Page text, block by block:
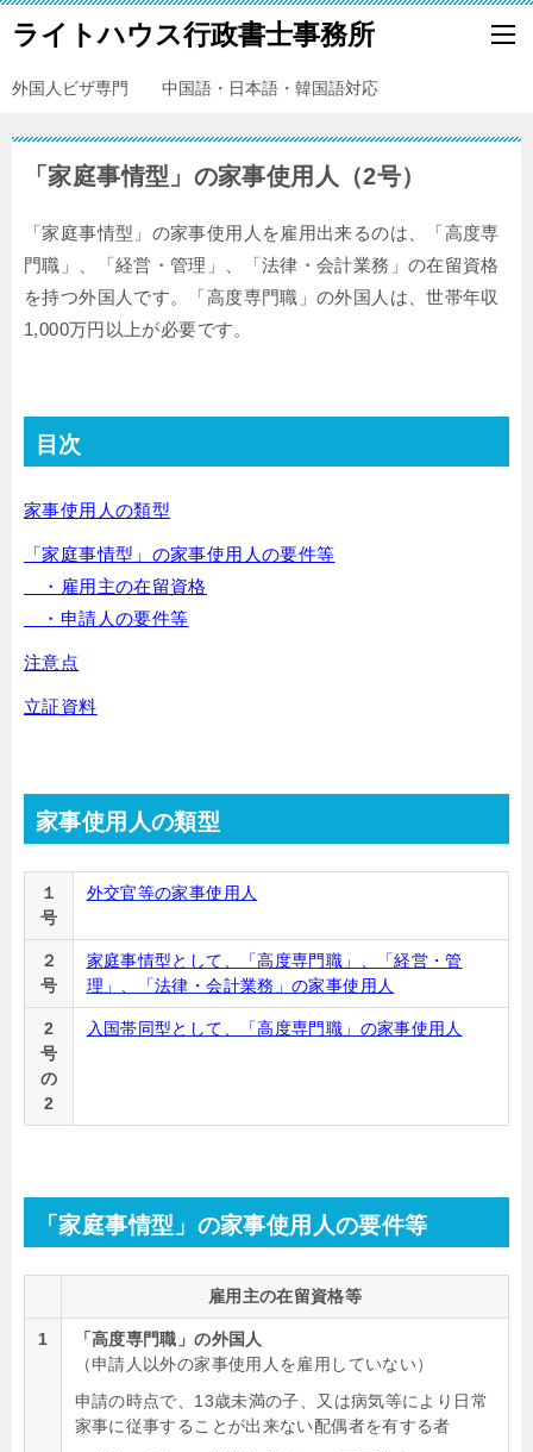
ライトハウス行政書士事務所
外国人ビザ専門 中国語・日本語・韓国語対応
「家庭事情型」の家事使用人（2号）
「家庭事情型」の家事使用人を雇用出来るのは、「高度専
門職」、「経営・管理」、「法律・会計業務」の在留資格
を持つ外国人です。「高度専門職」の外国人は、世帯年収
1,000万円以上が必要です。
目次
家事使用人の類型
「家庭事情型」の家事使用人の要件等
・雇用主の在留資格
・申請人の要件等
注意点
立証資料
家事使用人の類型
１
号
外交官等の家事使用人
２
号
家庭事情型として、「高度専門職」、「経営・管
理」、「法律・会計業務」の家事使用人
2
号
の
2
入国帯同型として、「高度専門職」の家事使用人
「家庭事情型」の家事使用人の要件等
雇用主の在留資格等
1
「高度専門職」の外国人
（申請人以外の家事使用人を雇用していない）
申請の時点で、13歳未満の子、又は病気等により日常
家事に従事することが出来ない配偶者を有する者